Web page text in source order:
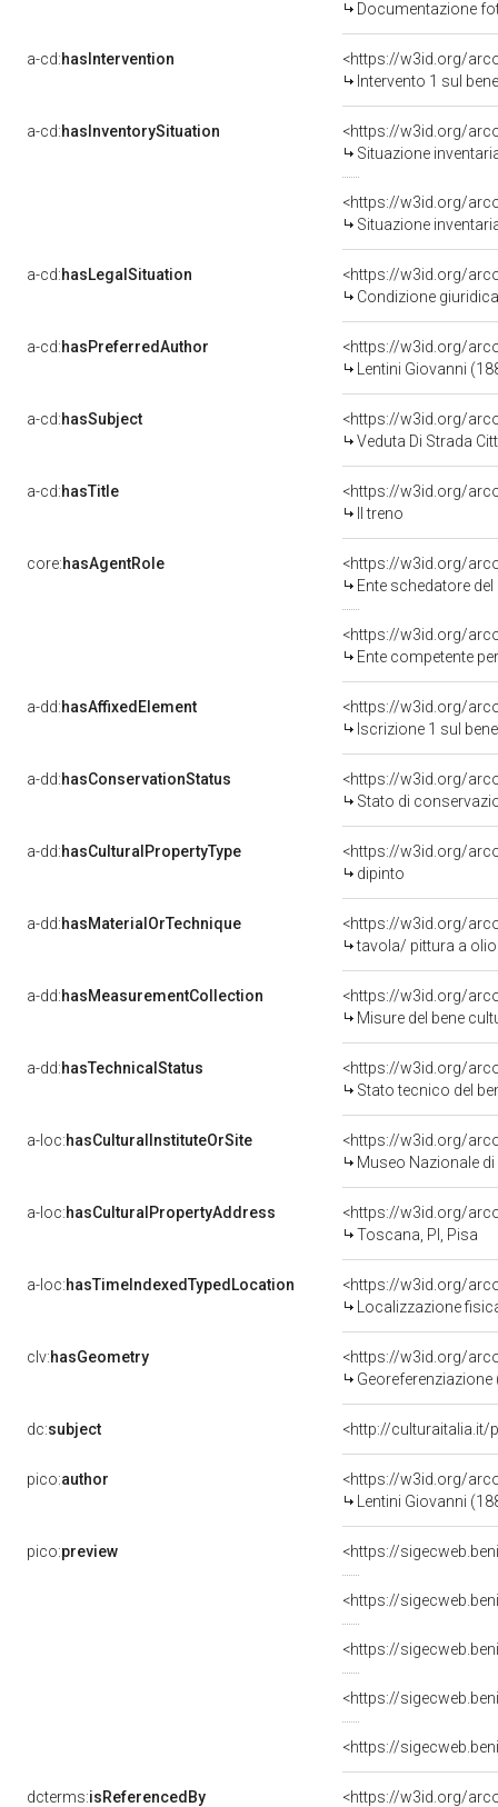
Documentazione
a-cd:hasIntervention
<https://w3id.org/
Intervento 1 sul
a-cd:hasInventorySituation
<https://w3id.org/
Situazione
<https://w3id.org/
Situazione
a-cd:hasLegalSituation
<https://w3id.org/
Condizione
a-cd:hasPreferredAuthor
<https://w3id.org/
Lentini Giovanni
a-cd:hasSubject
<https://w3id.org/
Veduta Di Strada
a-cd:hasTitle
<https://w3id.org/
Il treno
core:hasAgentRole
<https://w3id.org/
Ente schedatore del
<https://w3id.org/
Ente competente
a-dd:hasAffixedElement
<https://w3id.org/
Iscrizione 1 sul
a-dd:hasConservationStatus
<https://w3id.org/
Stato di
a-dd:hasCulturalPropertyType
<https://w3id.org/
dipinto
a-dd:hasMaterialOrTechnique
<https://w3id.org/
tavola/ pittura a olio
a-dd:hasMeasurementCollection
<https://w3id.org/
Misure del bene
a-dd:hasTechnicalStatus
<https://w3id.org/
Stato tecnico del
a-loc:hasCulturalInstituteOrSite
<https://w3id.org/
Museo Nazionale
a-loc:hasCulturalPropertyAddress
<https://w3id.org/
Toscana, PI, Pisa
a-loc:hasTimeIndexedTypedLocation
<https://w3id.org/
Localizzazione
clv:hasGeometry
<https://w3id.org/
dc:subject <http://culturaitalia.it/
pico:author
<https://w3id.org/
Lentini Giovanni
pico:preview <https://
<https://
<https://
dcterms:isReferencedBy
<https://w3id.org/